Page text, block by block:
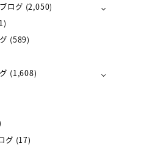
ログ (2,050)
(589)
(1,608)
グ (17)